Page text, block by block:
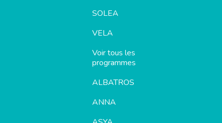
SOLEA
VELA
Voir tous les
programmes
ALBATROS
ANNA